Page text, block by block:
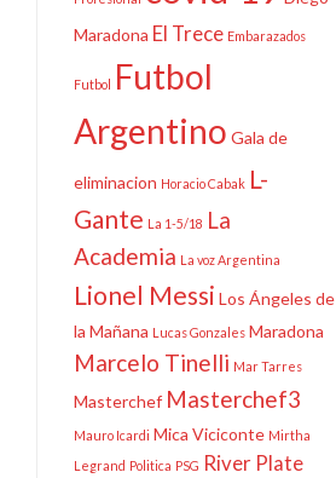
Maradona El Trece Embarazados
Futbol
Futbol
Argentino Gala de
eliminacion Horacio Cabak L-
Gante La 1-5/18 La
Academia La voz Argentina
Lionel Messi Los Ángeles de
la Mañana Lucas Gonzales Maradona
Marcelo Tinelli Mar Tarres
Masterchef Masterchef3
Mauro Icardi Mica Viciconte Mirtha
Legrand Politica PSG River Plate